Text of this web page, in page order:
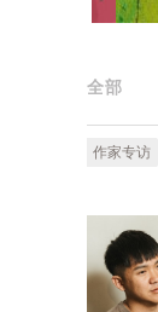
全部
作家专访